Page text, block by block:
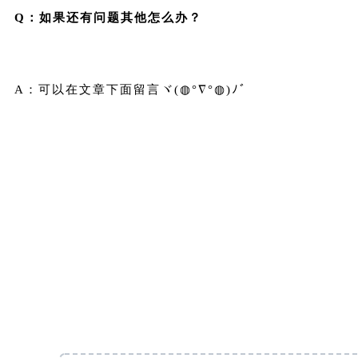
Q：如果还有问题其他怎么办？
A：可以在文章下面留言ヾ(◍°∇°◍)ﾉﾞ